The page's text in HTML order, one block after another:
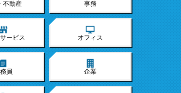
不動産 事務
ービス オフィス
員 企業